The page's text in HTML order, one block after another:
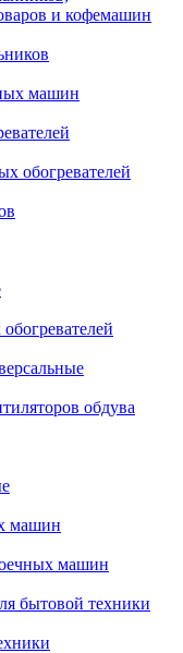
и кофемашин
машин
обогревателей
обдува
машин
машин
бытовой техники